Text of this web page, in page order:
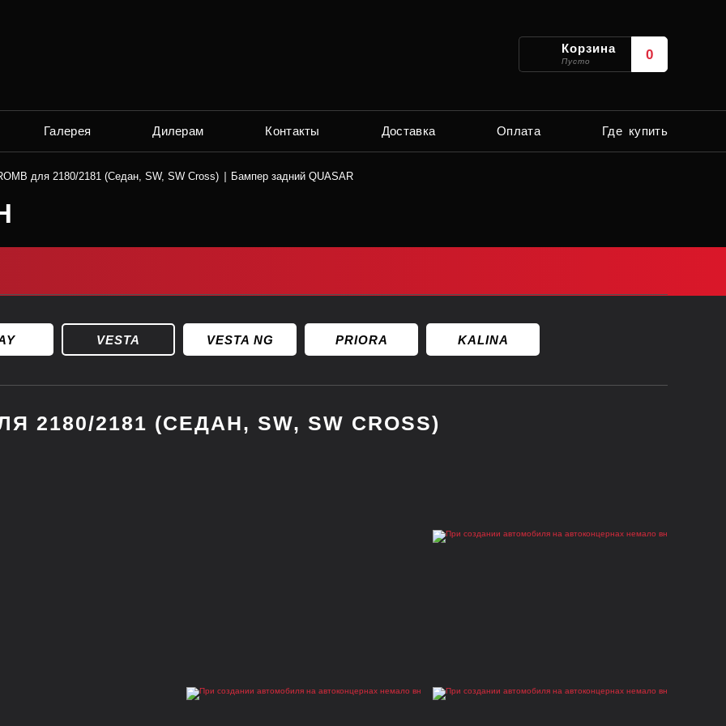
Корзина
Пусто 0
Галерея Дилерам Контакты Доставка Оплата Где купить
для 2180/2181 (Седан, SW, SW Cross) Бампер задний QUASAR
VESTA VESTA NG PRIORA KALINA
2180/2181 (СЕДАН, SW, SW CROSS)